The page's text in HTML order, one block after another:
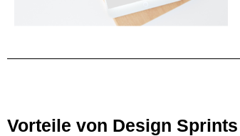
Vorteile von Design Sprints